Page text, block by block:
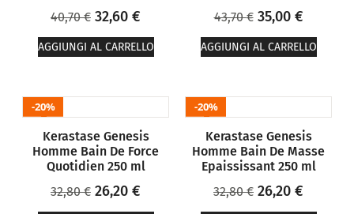
40,70€ 32,60 €
AGGIUNGI AL CARRELLO
43,70€ 35,00 €
AGGIUNGI AL CARRELLO
20%
Kerastase Genesis
Homme Bain De Force
Quotidien 250 ml
32,80€ 26,20 €
20%
Kerastase Genesis
Homme Bain De Masse
Epaississant 250 ml
32,80€ 26,20 €